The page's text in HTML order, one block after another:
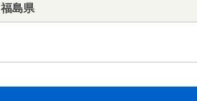
福島県